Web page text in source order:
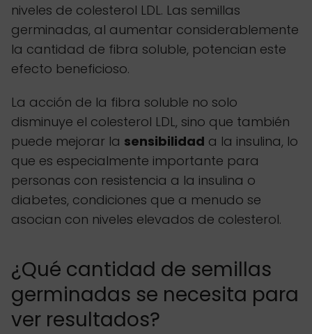
niveles de colesterol LDL. Las semillas
germinadas, al aumentar considerablemente
la cantidad de fibra soluble, potencian este
efecto beneficioso.
La acción de la fibra soluble no solo
disminuye el colesterol LDL, sino que también
puede mejorar la sensibilidad a la insulina, lo
que es especialmente importante para
personas con resistencia a la insulina o
diabetes, condiciones que a menudo se
asocian con niveles elevados de colesterol.
¿Qué cantidad de semillas
germinadas se necesita para
ver resultados?